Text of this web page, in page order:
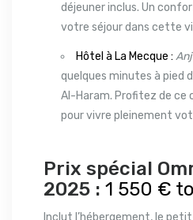
déjeuner inclus. Un
votre séjour dans cette
Hôtel à La Mecque :
quelques minutes à pied
Al-Haram. Profitez de ce
pour vivre pleinement
Prix spécial
2025 : 1 550 €
Inclut l’hébergement, le